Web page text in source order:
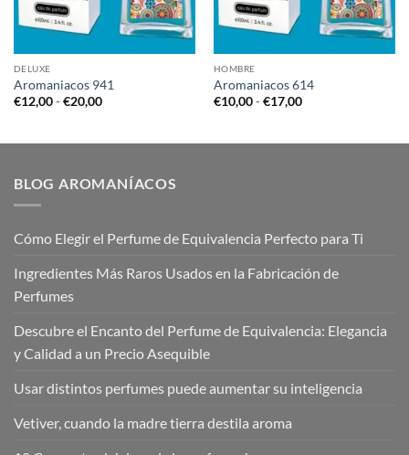
DELUXE
Aromaniacos 941
€12,00 - €20,00Rango
€12,00
HOMBRE
Aromaniacos 614
€10,00 - €17,00Rango
€10,00
BLOG AROMANÍACOS
Cómo Elegir el Perfume de Equivalencia Perfecto para Ti
Ingredientes Más Raros Usados en la Fabricación de
Perfumes
Descubre el Encanto del Perfume de Equivalencia: Elegancia
y Calidad a un Precio Asequible
Usar distintos perfumes puede aumentar su inteligencia
Vetiver, cuando la madre tierra destila aroma